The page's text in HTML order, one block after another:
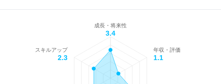
成長・将来性
3.4
年収・評価
1.1
スキルアップ
2.3